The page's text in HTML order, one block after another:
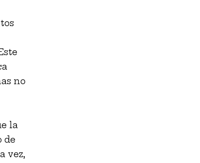
no
la
de
vez,